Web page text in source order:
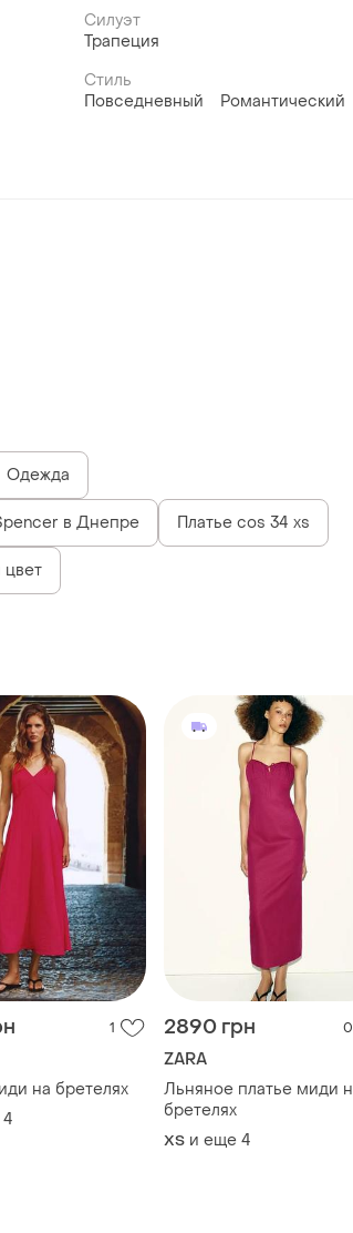
Силуэт
Трапеция
Стиль
Повседневный
Романтический
Одежда
в Днепре Платье cos 34 xs
цвет
1
на бретелях
4
2890 грн 0
ZARA
Льняное платье миди
бретелях
ХS и еще 4